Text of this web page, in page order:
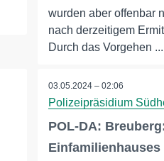
wurden aber offenbar
nach derzeitigem
Durch das Vorgehen ...
03.05.2024 – 02:06
Polizeipräsidium
POL-DA:
Einfamilienhauses